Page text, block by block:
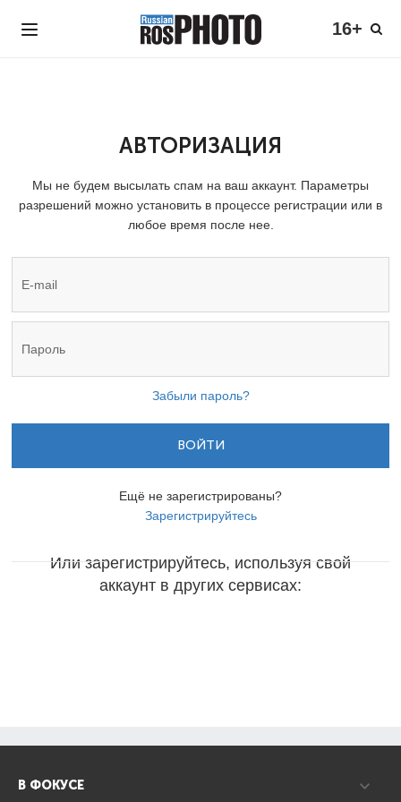
16+
АВТОРИЗАЦИЯ
Мы не будем высылать спам на ваш аккаунт. Параметры
разрешений можно установить в процессе регистрации или в
любое время после нее.
Забыли пароль?
ВОЙТИ
Ещё не зарегистрированы?
Зарегистрируйтесь
Или зарегистрируйтесь, используя свой
аккаунт в других сервисах:
В ФОКУСЕ